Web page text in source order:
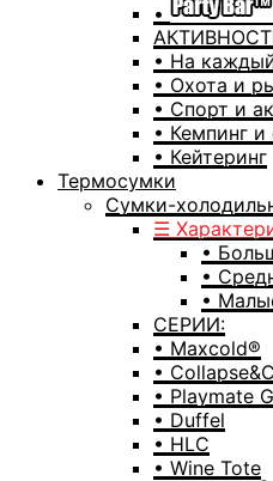
•
• На
• Охота и
• Спорт и
• Кемпинг
• Кейтеринг
Термосумки
Сумки-
☰
•
•
•
СЕРИИ:
• Maxcold®
•
• Playmate
• Duffel
• HLC
• Wine Tote